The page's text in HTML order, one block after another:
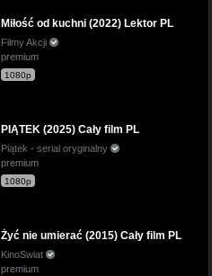
Miłość od kuchni (2022) Lektor PL
Filmy Akcji
premium
1080p
PIĄTEK (2025) Cały film PL
Piątek - serial oryginalny
premium
1080p
Żyć nie umierać (2015) Cały film PL
KinoSwiat
premium